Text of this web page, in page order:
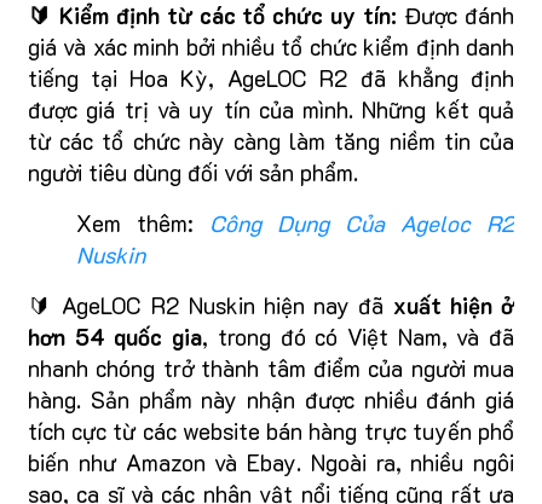
🔰 Kiểm định từ các tổ chức uy tín: Được đánh
giá và xác minh bởi nhiều tổ chức kiểm định danh
tiếng tại Hoa Kỳ, AgeLOC R2 đã khẳng định
được giá trị và uy tín của mình. Những kết quả
từ các tổ chức này càng làm tăng niềm tin của
người tiêu dùng đối với sản phẩm.
Xem thêm: Công Dụng Của Ageloc R2
Nuskin
🔰 AgeLOC R2 Nuskin hiện nay đã xuất hiện ở
hơn 54 quốc gia, trong đó có Việt Nam, và đã
nhanh chóng trở thành tâm điểm của người mua
hàng. Sản phẩm này nhận được nhiều đánh giá
tích cực từ các website bán hàng trực tuyến phổ
biến như Amazon và Ebay. Ngoài ra, nhiều ngôi
sao, ca sĩ và các nhân vật nổi tiếng cũng rất ưa